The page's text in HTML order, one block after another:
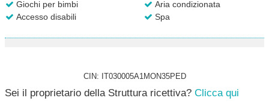
Giochi per bimbi
Aria condizionata
Accesso disabili
Spa
CIN: IT030005A1MON35PED
Sei il proprietario della Struttura ricettiva? Clicca qui